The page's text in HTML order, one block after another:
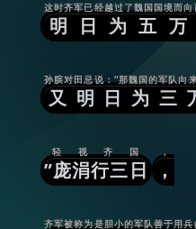
明日为五万
这时齐军已经越过了魏国国境而向
又明日为三
孙膑对田忌说：“那魏国的军队向
”庞涓行三日
轻视齐国
，
，
齐军被称为是胆小的军队善于用